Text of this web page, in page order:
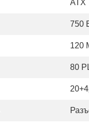
АТХ
750
120
80